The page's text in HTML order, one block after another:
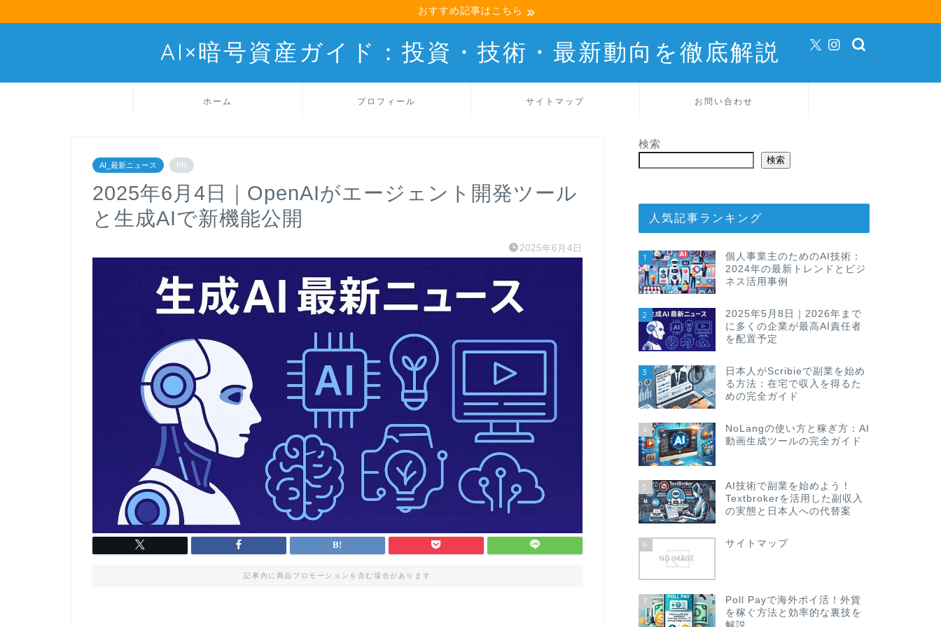
おすすめ記事はこちら
AI×暗号資産ガイド：投資・技術・最新動向を徹底解説
ホーム プロフィール サイトマップ お問い合わせ
AI_最新ニュース PR
2025年6月4日｜OpenAIがエージェント開発ツール
と生成AIで新機能公開
2025年6月4日
記事内に商品プロモーションを含む場合があります
検索
検索
人気記事ランキング
1
個人事業主のためのAI技術：
2024年の最新トレンドとビジ
ネス活用事例
2
2025年5月8日｜2026年まで
に多くの企業が最高AI責任者
を配置予定
3
日本人がScribieで副業を始め
る方法：在宅で収入を得るた
めの完全ガイド
4
NoLangの使い方と稼ぎ方：AI
動画生成ツールの完全ガイド
5
AI技術で副業を始めよう！
Textbrokerを活用した副収入
の実態と日本人への代替案
6 サイトマップ
7
Poll Payで海外ポイ活！外貨
を稼ぐ方法と効率的な裏技を